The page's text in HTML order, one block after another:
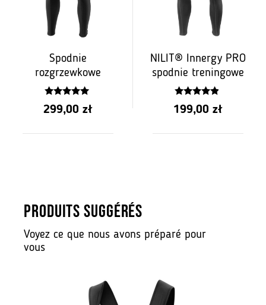
Spodnie
rozgrzewkowe
5.00
z 5
299,00 zł
NILIT® Innergy PRO
spodnie treningowe
4.67
z 5
199,00 zł
PRODUITS SUGGÉRÉS
Voyez ce que nous avons préparé pour
vous